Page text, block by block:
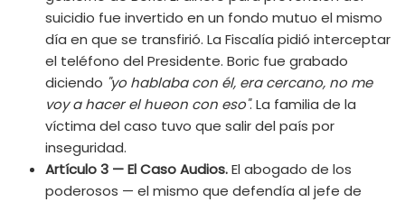
suicidio fue invertido en un fondo mutuo el mismo
día en que se transfirió. La Fiscalía pidió interceptar
el teléfono del Presidente. Boric fue grabado
diciendo "yo hablaba con él, era cercano, no me
voy a hacer el hueon con eso". La familia de la
víctima del caso tuvo que salir del país por
inseguridad.
Artículo 3 — El Caso Audios.El abogado de los
poderosos — el mismo que defendía al jefe de